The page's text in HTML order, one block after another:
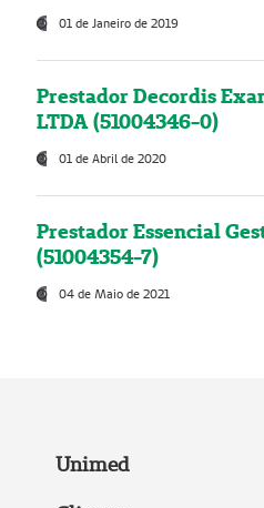
01 de Janeiro de 2019
Prestador Decordis
LTDA (51004346-0)
01 de Abril de 2020
Prestador Essencial
(51004354-7)
04 de Maio de 2021
Unimed